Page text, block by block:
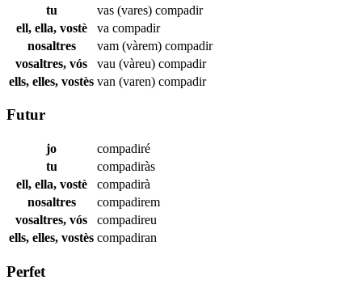
tu
vas (vares) compadir
ell, ella, vostè
va compadir
nosaltres
vam (vàrem) compadir
vosaltres, vós
vau (vàreu) compadir
ells, elles, vostès van (varen) compadir
Futur
jo
compadiré
tu
compadiràs
ell, ella, vostè
compadirà
nosaltres
compadirem
vosaltres, vós
compadireu
ells, elles, vostès compadiran
Perfet